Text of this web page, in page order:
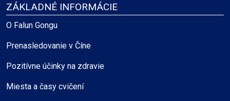
ZÁKLADNÉ INFORMÁCIE
O Falun Gongu
Prenasledovanie v Číne
Pozitívne účinky na zdravie
Miesta a časy cvičení